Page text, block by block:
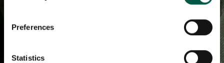
Collect information about your geographical
meters
Preferences
Statistics